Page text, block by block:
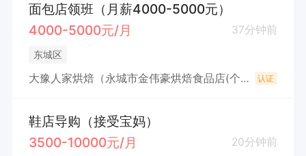
面包店领班（月薪4000-5000元）
4000-5000元/月
37分钟前
东城区
大豫人家烘焙（永城市金伟豪烘焙食品店(个体工商户） 认证
鞋店导购（接受宝妈）
3500-10000元/月
20分钟前